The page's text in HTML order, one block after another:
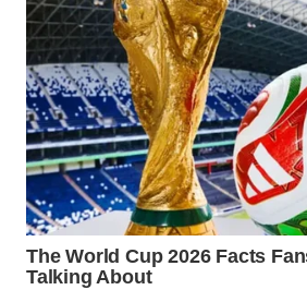
WN
LABUHANBATU
WN
TAPANULI
TENGAH
WN DELI
SERDANG